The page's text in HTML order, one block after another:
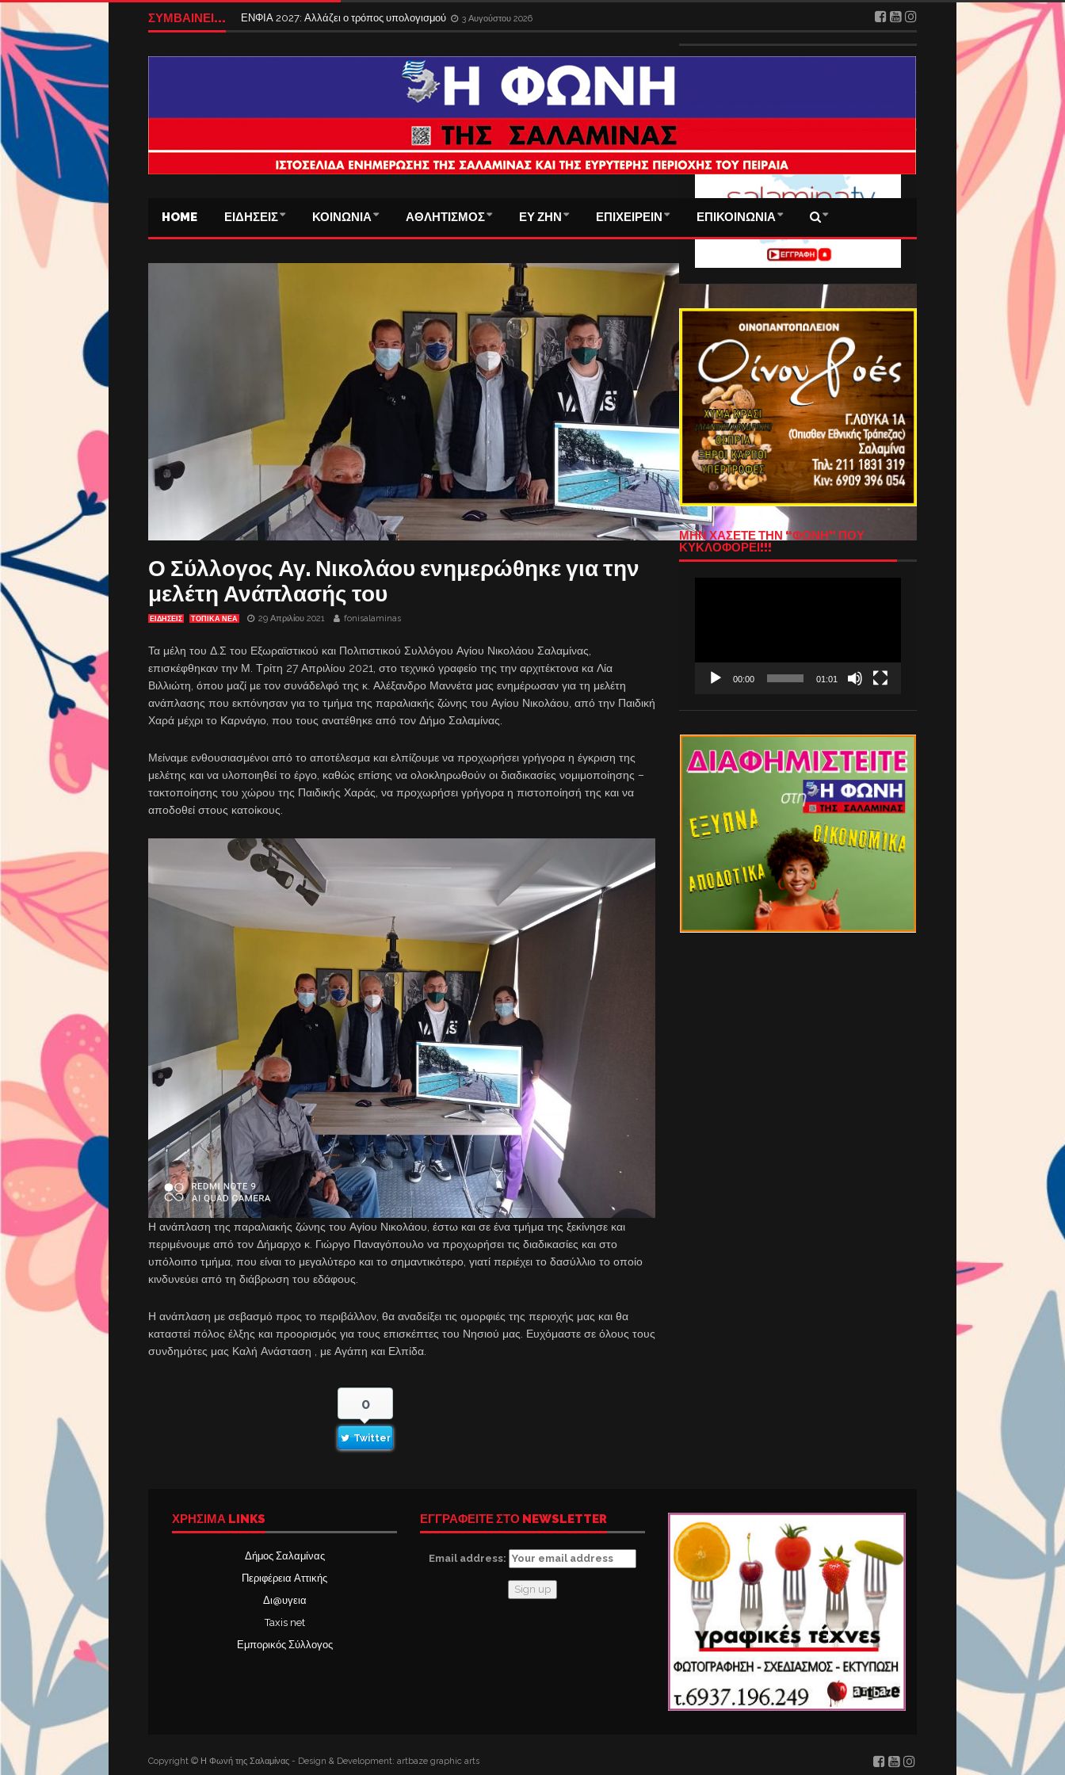
ΣΥΜΒΑΙΝΕΙ... ΕΝΦΙΑ 2027: Αλλάζει ο τρόπος υπολογισμού 3 Αυγούστου 2026
HOME ΕΙΔΗΣΕΙΣ ΚΟΙΝΩΝΙΑ ΑΘΛΗΤΙΣΜΟΣ ΕΥ ΖΗΝ ΕΠΙΧΕΙΡΕΙΝ ΕΠΙΚΟΙΝΩΝΙΑ
Ο Σύλλογος Αγ. Νικολάου ενημερώθηκε για την
μελέτη Ανάπλασής του
ΕΙΔΗΣΕΙΣ ΤΟΠΙΚΑ ΝΕΑ 29 Απριλίου 2021 fonisalaminas
Τα μέλη του Δ.Σ του Εξωραϊστικού και Πολιτιστικού Συλλόγου Αγίου Νικολάου Σαλαμίνας,
επισκέφθηκαν την Μ. Τρίτη 27 Απριλίου 2021, στο τεχνικό γραφείο της την αρχιτέκτονα κα Λία
Βιλλιώτη, όπου μαζί με τον συνάδελφό της κ. Αλέξανδρο Μαννέτα μας ενημέρωσαν για τη μελέτη
ανάπλασης που εκπόνησαν για το τμήμα της παραλιακής ζώνης του Αγίου Νικολάου, από την Παιδική
Χαρά μέχρι το Καρνάγιο, που τους ανατέθηκε από τον Δήμο Σαλαμίνας.
Μείναμε ενθουσιασμένοι από το αποτέλεσμα και ελπίζουμε να προχωρήσει γρήγορα η έγκριση της
μελέτης και να υλοποιηθεί το έργο, καθώς επίσης να ολοκληρωθούν οι διαδικασίες νομιμοποίησης –
τακτοποίησης του χώρου της Παιδικής Χαράς, να προχωρήσει γρήγορα η πιστοποίησή της και να
αποδοθεί στους κατοίκους.
Η ανάπλαση της παραλιακής ζώνης του Αγίου Νικολάου, έστω και σε ένα τμήμα της ξεκίνησε και
περιμένουμε από τον Δήμαρχο κ. Γιώργο Παναγόπουλο να προχωρήσει τις διαδικασίες και στο
υπόλοιπο τμήμα, που είναι το μεγαλύτερο και το σημαντικότερο, γιατί περιέχει το δασύλλιο το οποίο
κινδυνεύει από τη διάβρωση του εδάφους.
Η ανάπλαση με σεβασμό προς το περιβάλλον, θα αναδείξει τις ομορφιές της περιοχής μας και θα
καταστεί πόλος έλξης και προορισμός για τους επισκέπτες του Νησιού μας. Ευχόμαστε σε όλους τους
συνδημότες μας Καλή Ανάσταση , με Αγάπη και Ελπίδα.
0
Twitter
ΜΗΝ ΧΑΣΕΤΕ ΤΗΝ “ΦΩΝΗ” ΠΟΥ
ΚΥΚΛΟΦΟΡΕΙ!!!
00:00 01:01
ΧΡΉΣΙΜΑ LINKS
Δήμος Σαλαμίνας
Περιφέρεια Αττικής
Δι@υγεια
Taxis net
Εμπορικός Σύλλογος
ΕΓΓΡΑΦΕΙΤΕ ΣΤΟ NEWSLETTER
Email address:
Copyright © Η Φωνή της Σαλαμίνας - Design & Development: artbaze graphic arts